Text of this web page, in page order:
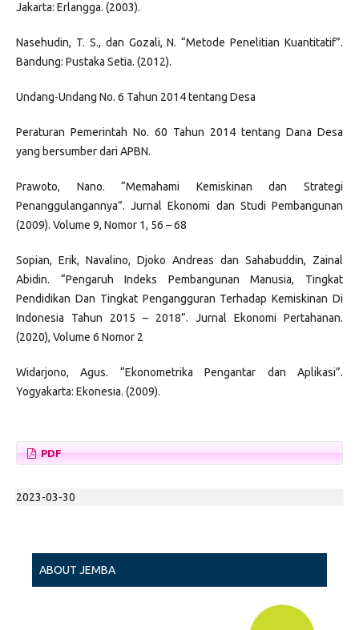
Jakarta: Erlangga. (2003).
Nasehudin, T. S., dan Gozali, N. “Metode Penelitian Kuantitatif”.
Bandung: Pustaka Setia. (2012).
Undang-Undang No. 6 Tahun 2014 tentang Desa
Peraturan Pemerintah No. 60 Tahun 2014 tentang Dana Desa
yang bersumber dari APBN.
Prawoto, Nano. “Memahami Kemiskinan dan Strategi
Penanggulangannya”. Jurnal Ekonomi dan Studi Pembangunan
(2009). Volume 9, Nomor 1, 56 – 68
Sopian, Erik, Navalino, Djoko Andreas dan Sahabuddin, Zainal
Abidin. “Pengaruh Indeks Pembangunan Manusia, Tingkat
Pendidikan Dan Tingkat Pengangguran Terhadap Kemiskinan Di
Indonesia Tahun 2015 – 2018”. Jurnal Ekonomi Pertahanan.
(2020), Volume 6 Nomor 2
Widarjono, Agus. “Ekonometrika Pengantar dan Aplikasi”.
Yogyakarta: Ekonesia. (2009).
PDF
2023-03-30
ABOUT JEMBA